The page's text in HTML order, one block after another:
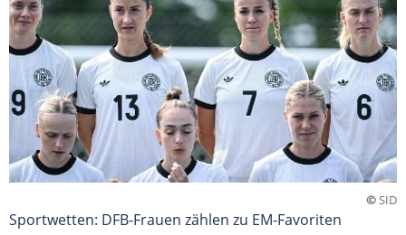
©SID
Sportwetten: DFB-Frauen zählen zu EM-Favoriten